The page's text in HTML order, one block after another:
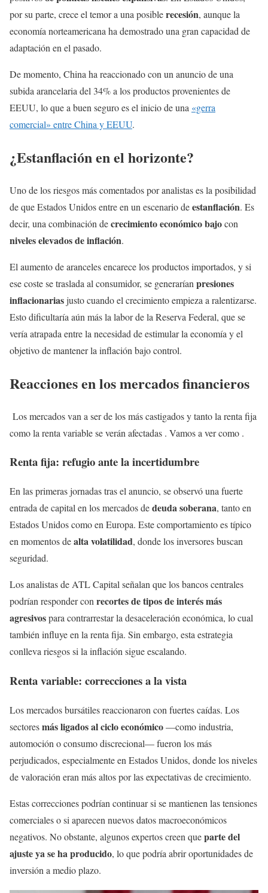
por su parte, crece el temor a una posiblerecesión, aunque la
economía norteamericana ha demostrado una gran capacidad de
adaptación en el pasado.
De momento, China ha reaccionado con un anuncio de una
subida arancelaria del 34% a los productos provenientes de
EEUU, lo que a buen seguro es el inicio de una «gerra
comercial» entre China y EEUU.
¿Estanflación en el horizonte?
Uno de los riesgos más comentados por analistas es la posibilidad
de que Estados Unidos entre en un escenario deestanflación. Es
decir, una combinación decrecimiento económico bajocon
niveles elevados de inflación.
El aumento de aranceles encarece los productos importados, y si
ese coste se traslada al consumidor, se generarían presiones
inflacionariasjusto cuando el crecimiento empieza a ralentizarse.
Esto dificultaría aún más la labor de la Reserva Federal, que se
vería atrapada entre la necesidad de estimular la economía y el
objetivo de mantener la inflación bajo control.
Reacciones en los mercados financieros
Los mercados van a ser de los más castigados y tanto la renta fija
como la renta variable se verán afectadas . Vamos a ver como .
Renta fija: refugio ante la incertidumbre
En las primeras jornadas tras el anuncio, se observó una fuerte
entrada de capital en los mercados dedeuda soberana, tanto en
Estados Unidos como en Europa. Este comportamiento es típico
en momentos dealta volatilidad, donde los inversores buscan
seguridad.
Los analistas de ATL Capital señalan que los bancos centrales
podrían responder con recortes de tipos de interés más
agresivospara contrarrestar la desaceleración económica, lo cual
también influye en la renta fija. Sin embargo, esta estrategia
conlleva riesgos si la inflación sigue escalando.
Renta variable: correcciones a la vista
Los mercados bursátiles reaccionaron con fuertes caídas. Los
sectoresmás ligados al ciclo económico—como industria,
automoción o consumo discrecional— fueron los más
perjudicados, especialmente en Estados Unidos, donde los niveles
de valoración eran más altos por las expectativas de crecimiento.
Estas correcciones podrían continuar si se mantienen las tensiones
comerciales o si aparecen nuevos datos macroeconómicos
negativos. No obstante, algunos expertos creen queparte del
ajuste ya se ha producido, lo que podría abrir oportunidades de
inversión a medio plazo.